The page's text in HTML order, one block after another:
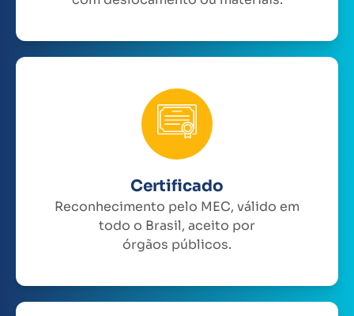
Certificado
Reconhecimento pelo MEC, válido em
todo o Brasil, aceito por
órgãos públicos.